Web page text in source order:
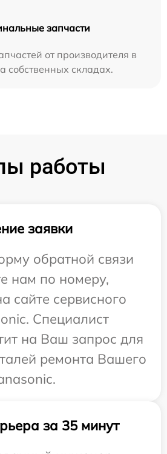
запчасти
от производителя в
собственных складах.
работы
заявки
обратной связи
нам по номеру,
сайте сервисного
Специалист
на Ваш запрос для
ремонта Вашего
за 35 минут